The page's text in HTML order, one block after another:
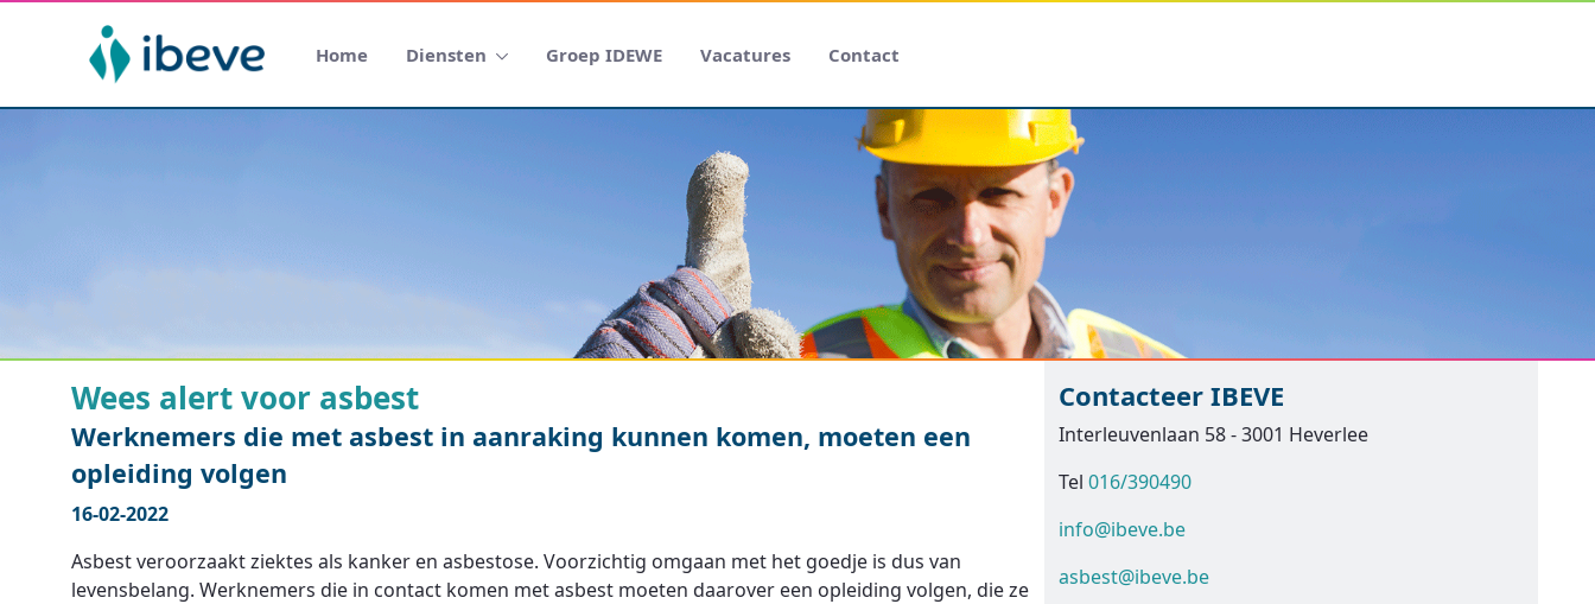
Home Diensten Groep IDEWE Vacatures Contact
Wees alert voor asbest
Werknemers die met asbest in aanraking kunnen komen, moeten een
opleiding volgen
16-02-2022
Asbest veroorzaakt ziektes als kanker en asbestose. Voorzichtig omgaan met het goedje is dus van
levensbelang. Werknemers die in contact komen met asbest moeten daarover een opleiding volgen, die ze
Contacteer IBEVE
Interleuvenlaan 58 - 3001 Heverlee
Tel 016/390490
info@ibeve.be
asbest@ibeve.be